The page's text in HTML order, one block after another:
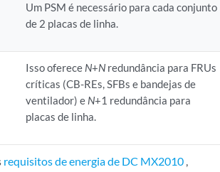
Um PSM é necessário para cada conjunto
de 2 placas de linha.
Isso oferece N+N redundância para FRUs
críticas (CB-REs, SFBs e bandejas de
ventilador) e N+1 redundância para
placas de linha.
requisitos de energia de DC MX2010 ,